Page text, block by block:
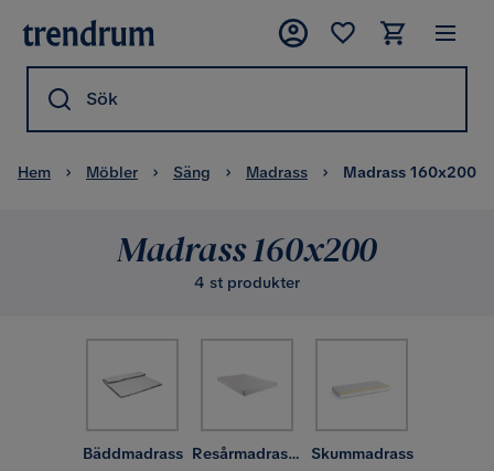
Sök
Hem Möbler Säng Madrass Madrass 160x200
Madrass 160x200
4 st produkter
Bäddmadrass Resårmadrass & resårbotten Skummadrass